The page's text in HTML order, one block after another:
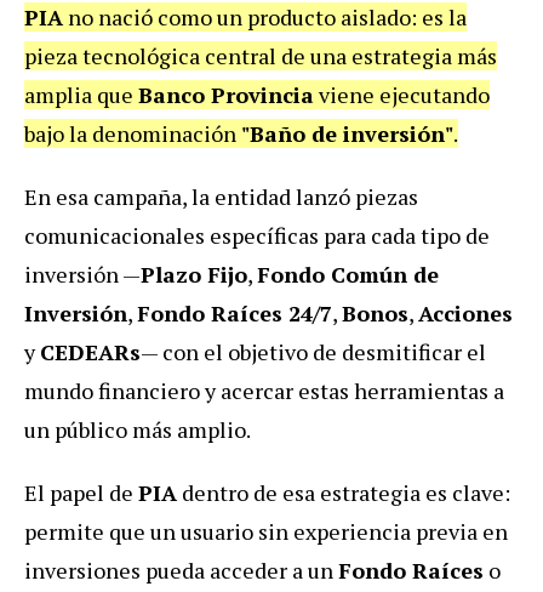
PIA no nació como un producto aislado: es la
pieza tecnológica central de una estrategia más
amplia que Banco Provinciaviene ejecutando
bajo la denominación "Baño de inversión".
En esa campaña, la entidad lanzó piezas
comunicacionales específicas para cada tipo de
inversión —Plazo Fijo,Fondo Común de
Inversión,Fondo Raíces 24/7,Bonos,Acciones
yCEDEARs— con el objetivo de desmitificar el
mundo financiero y acercar estas herramientas a
un público más amplio.
El papel de PIA dentro de esa estrategia es clave:
permite que un usuario sin experiencia previa en
inversiones pueda acceder a unFondo Raíces o